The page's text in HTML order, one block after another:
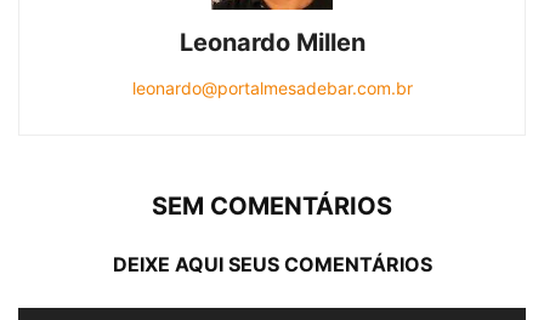
Leonardo Millen
leonardo@portalmesadebar.com.br
SEM COMENTÁRIOS
DEIXE AQUI SEUS COMENTÁRIOS